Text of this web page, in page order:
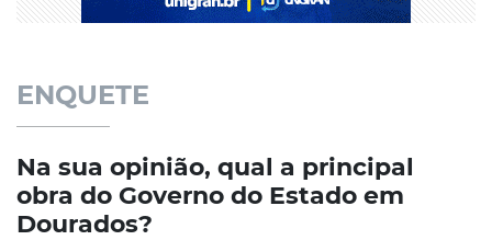
ENQUETE
Na sua opinião, qual a principal
obra do Governo do Estado em
Dourados?